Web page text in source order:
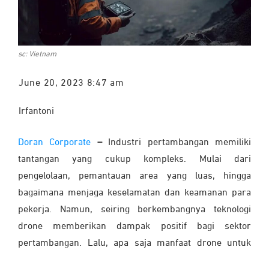
sc: Vietnam
June 20, 2023 8:47 am
Irfantoni
Doran Corporate –
Industri pertambangan memiliki
tantangan yang cukup kompleks. Mulai dari
pengelolaan, pemantauan area yang luas, hingga
bagaimana menjaga keselamatan dan keamanan para
pekerja. Namun, seiring berkembangnya teknologi
drone memberikan dampak positif bagi sektor
pertambangan. Lalu, apa saja manfaat drone untuk